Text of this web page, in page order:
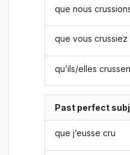
que nous
que vous crussiez
qu’ils/elles
Past perfect
que j’eusse cru